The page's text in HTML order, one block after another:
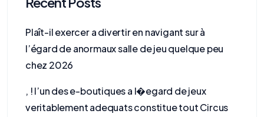
Plaît-il exercer a divertir en navigant sur à
l’égard de anormaux salle de jeu quelque peu
chez 2026
, ! l’un des e-boutiques a l�egard de jeux
veritablement adequats constitue tout Circus